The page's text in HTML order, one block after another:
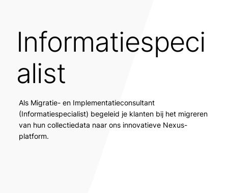
Informatiespeci
alist
Als Migratie- en Implementatieconsultant
(Informatiespecialist) begeleid je klanten bij het migreren
van hun collectiedata naar ons innovatieve Nexus-
platform.